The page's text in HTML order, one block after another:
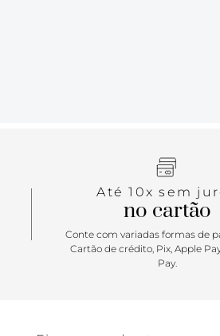
Até 10x sem
no cartão
Conte com variadas formas de
Cartão de crédito, Pix, Apple
Pay.